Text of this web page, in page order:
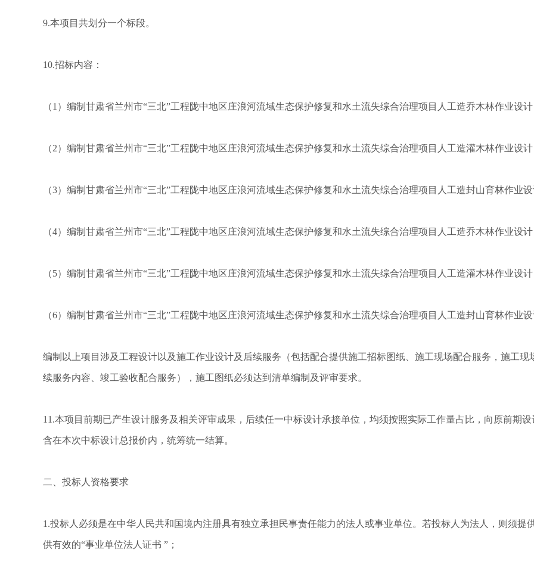
9.本项目共划分一个标段。
10.招标内容：
（1）编制甘肃省兰州市“三北”工程陇中地区庄浪河流域生态保护修复和水土流失综合治理项目人工造乔木林作业设计
（2）编制甘肃省兰州市“三北”工程陇中地区庄浪河流域生态保护修复和水土流失综合治理项目人工造灌木林作业设计
（3）编制甘肃省兰州市“三北”工程陇中地区庄浪河流域生态保护修复和水土流失综合治理项目人工造封山育林作业设
（4）编制甘肃省兰州市“三北”工程陇中地区庄浪河流域生态保护修复和水土流失综合治理项目人工造乔木林作业设计
（5）编制甘肃省兰州市“三北”工程陇中地区庄浪河流域生态保护修复和水土流失综合治理项目人工造灌木林作业设
（6）编制甘肃省兰州市“三北”工程陇中地区庄浪河流域生态保护修复和水土流失综合治理项目人工造封山育林作业
编制以上项目涉及工程设计以及施工作业设计及后续服务（包括配合提供施工招标图纸、施工现场配合服务，施工
续服务内容、竣工验收配合服务），施工图纸必须达到清单编制及评审要求。
11.本项目前期已产生设计服务及相关评审成果，后续任一中标设计承接单位，均须按照实际工作量占比，向原前期
含在本次中标设计总报价内，统筹统一结算。
二、投标人资格要求
1.投标人必须是在中华人民共和国境内注册具有独立承担民事责任能力的法人或事业单位。若投标人为法人，则须提
供有效的“事业单位法人证书 ”；